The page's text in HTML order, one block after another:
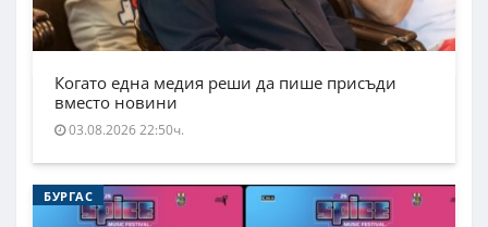
Когато една медия реши да пише присъди
вместо новини
03.08.2026 22:50ч.
БУРГАС